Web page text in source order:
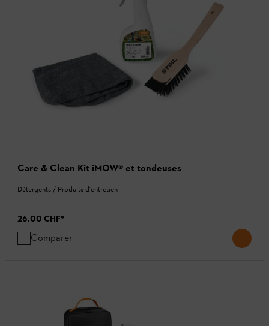
Care & Clean Kit iMOW® et tondeuses
Détergents / Produits d'entretien
26.00 CHF*
Comparer